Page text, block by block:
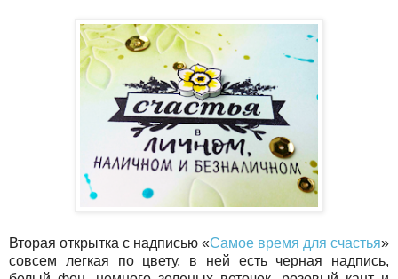
Вторая открытка с надписью «Самое время для счастья»
совсем легкая по цвету, в ней есть черная надпись,